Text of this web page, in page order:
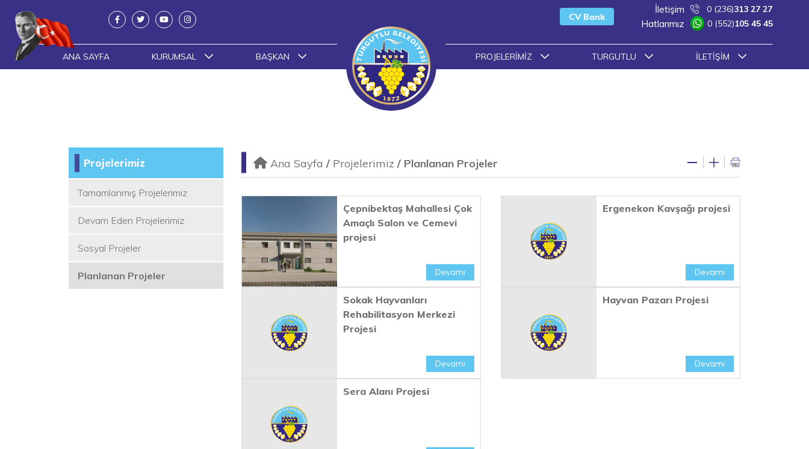
ANA SAYFA KURUMSAL BAŞKAN PROJELERIMIZ TURGUTLU İLETIŞIM
CV Bank
İletişim 0 (236)313 27 27
Hatlarımız 0 (552)105 45 45
Projelerimiz
Tamamlanmış Projelerimiz
Devam Eden Projelerimiz
Sosyal Projeler
Planlanan Projeler
Ana Sayfa / Projelerimiz / Planlanan Projeler
Çepnibektaş Mahallesi Çok
Amaçlı Salon ve Cemevi
projesi
Devamı
Ergenekon Kavşağı projesi
Devamı
Sokak Hayvanları
Rehabilitasyon Merkezi
Projesi
Devamı
Hayvan Pazarı Projesi
Devamı
Sera Alanı Projesi